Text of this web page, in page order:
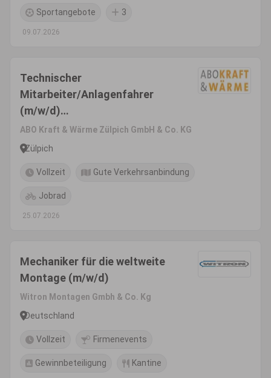
Sportangebote 3
09.07.2026
Technischer
Mitarbeiter/Anlagenfahrer
(m/w/d)
Abfallvergärungsanlage
ABO Kraft & Wärme Zülpich GmbH & Co. KG
Zülpich
Vollzeit Gute Verkehrsanbindung
Jobrad
25.07.2026
Mechaniker für die weltweite
Montage (m/w/d)
Witron Montagen Gmbh & Co. Kg
Deutschland
Vollzeit Firmenevents
Gewinnbeteiligung Kantine